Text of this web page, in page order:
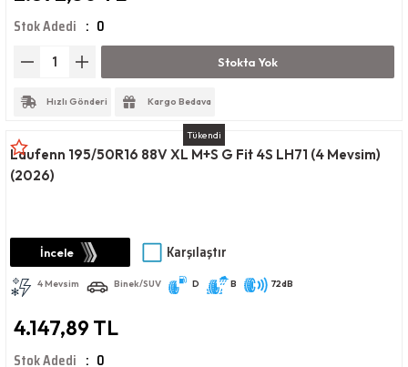
Stok Adedi 0
Stokta Yok
Hızlı Gönderi Kargo Bedava
Tükendi
Laufenn 195/50R16 88V XL M+S G Fit 4S LH71 (4 Mevsim)
(2026)
İncele Karşılaştır
4 Mevsim Binek/SUV D B 72dB
4.147,89 TL
Stok Adedi 0